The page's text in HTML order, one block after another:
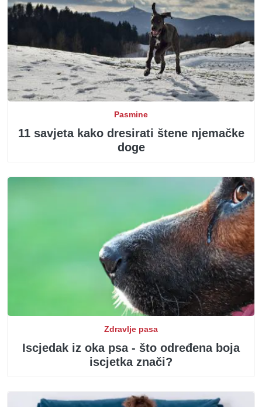
Pasmine
11 savjeta kako dresirati štene njemačke
doge
Zdravlje pasa
Iscjedak iz oka psa - što određena boja
iscjetka znači?